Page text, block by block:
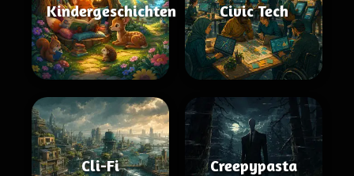
Kindergeschichten Civic Tech
Cli-Fi Creepypasta